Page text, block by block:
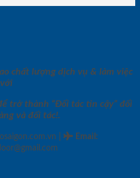
chất lượng dịch vụ & làm việc
với
trở thành “Đối tác tin cậy” đối
và đối tác!.
Email :